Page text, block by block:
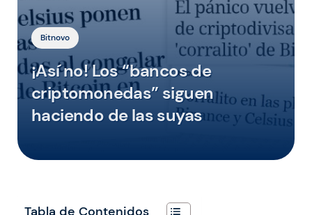
Bitnovo
¡Así no! Los “bancos de
criptomonedas” siguen
haciendo de las suyas
Tabla de Contenidos